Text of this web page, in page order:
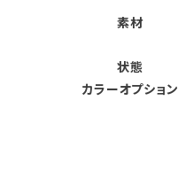
素材
状態
カラーオプション